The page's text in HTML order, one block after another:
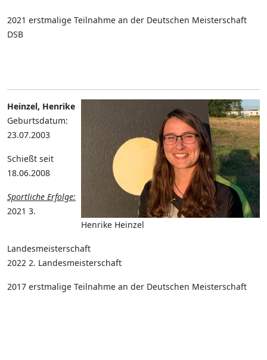
2021 erstmalige Teilnahme an der Deutschen Meisterschaft
DSB
Henrike Heinzel
Heinzel, Henrike
Geburtsdatum:
23.07.2003
Schießt seit
18.06.2008
Sportliche Erfolge:
2021 3.
Landesmeisterschaft
2022 2. Landesmeisterschaft
2017 erstmalige Teilnahme an der Deutschen Meisterschaft